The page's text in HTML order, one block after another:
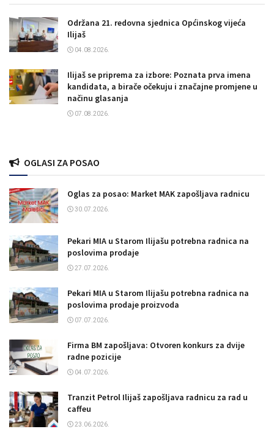
Održana 21. redovna sjednica Općinskog vijeća
Ilijaš
04.08.2026.
Ilijaš se priprema za izbore: Poznata prva imena
kandidata, a birače očekuju i značajne promjene u
načinu glasanja
07.08.2026.
OGLASI ZA POSAO
Oglas za posao: Market MAK zapošljava radnicu
30.07.2026.
Pekari MIA u Starom Ilijašu potrebna radnica na
poslovima prodaje
27.07.2026.
Pekari MIA u Starom Ilijašu potrebna radnica na
poslovima prodaje proizvoda
07.07.2026.
Firma BM zapošljava: Otvoren konkurs za dvije
radne pozicije
04.07.2026.
Tranzit Petrol Ilijaš zapošljava radnicu za rad u
caffeu
23.06.2026.